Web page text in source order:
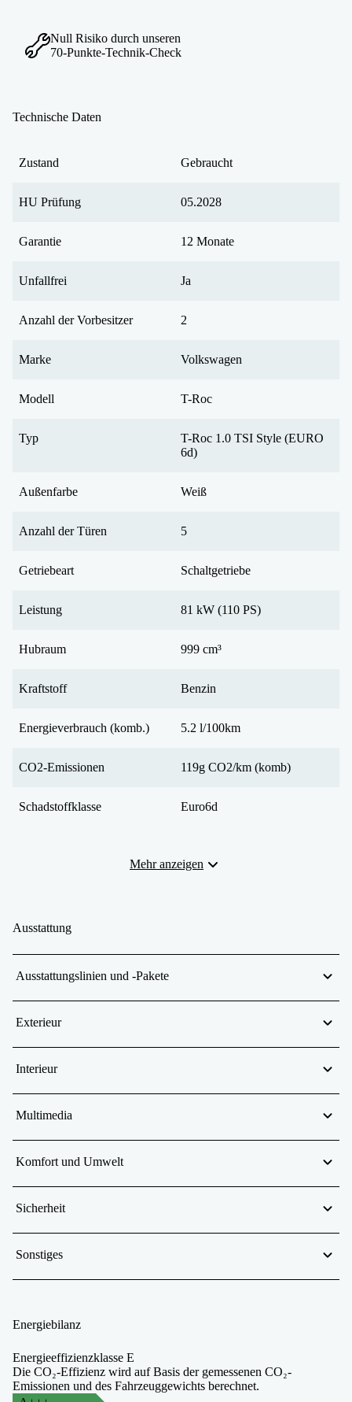
Null Risiko durch unseren
70-Punkte-Technik-Check
Technische Daten
Zustand Gebraucht
HU Prüfung 05.2028
Garantie 12 Monate
Unfallfrei Ja
Anzahl der Vorbesitzer 2
Marke Volkswagen
Modell T-Roc
Typ
T-Roc 1.0 TSI Style (EURO
6d)
Außenfarbe Weiß
Anzahl der Türen 5
Getriebeart Schaltgetriebe
Leistung 81 kW (110 PS)
Hubraum 999 cm³
Kraftstoff Benzin
Energieverbrauch (komb.) 5.2 l/100km
CO2-Emissionen 119g CO2/km (komb)
Schadstoffklasse Euro6d
Mehr anzeigen
Ausstattung
Ausstattungslinien und -Pakete
Exterieur
Interieur
Multimedia
Komfort und Umwelt
Sicherheit
Sonstiges
Energiebilanz
Energieeffizienzklasse E
Die CO₂-Effizienz wird auf Basis der gemessenen CO₂-
Emissionen und des Fahrzeuggewichts berechnet.